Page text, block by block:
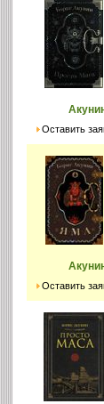
Оставить
Оставить